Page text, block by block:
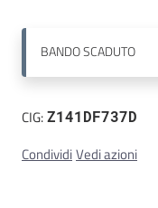
BANDOSCADUTO
CIG:Z141DF737D
CondividiVedi azioni